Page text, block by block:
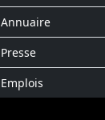
Annuaire
Presse
Emplois